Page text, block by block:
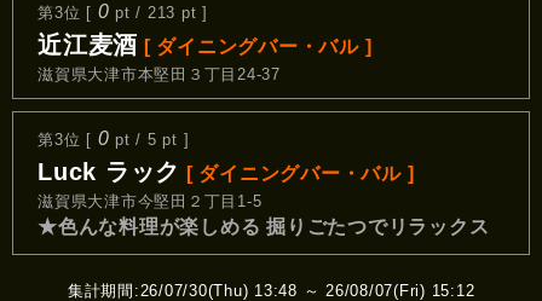
第3位 [ 0 pt / 213 pt ]
近江麦酒 [ ダイニングバー・バル ]
滋賀県大津市本堅田３丁目24-37
第3位 [ 0 pt / 5 pt ]
Luck ラック [ ダイニングバー・バル ]
滋賀県大津市今堅田２丁目1-5
★色んな料理が楽しめる 掘りごたつでリラックス
集計期間:26/07/30(Thu) 13:48 ～ 26/08/07(Fri) 15:12